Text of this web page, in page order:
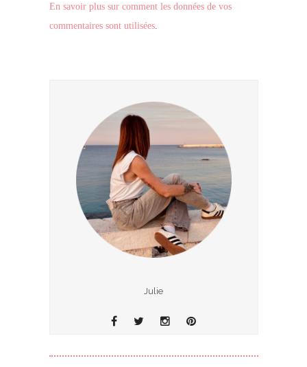
En savoir plus sur comment les données de vos
commentaires sont utilisées.
Julie